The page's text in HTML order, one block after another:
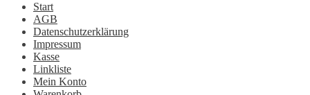
Start
AGB
Datenschutzerklärung
Impressum
Kasse
Linkliste
Mein Konto